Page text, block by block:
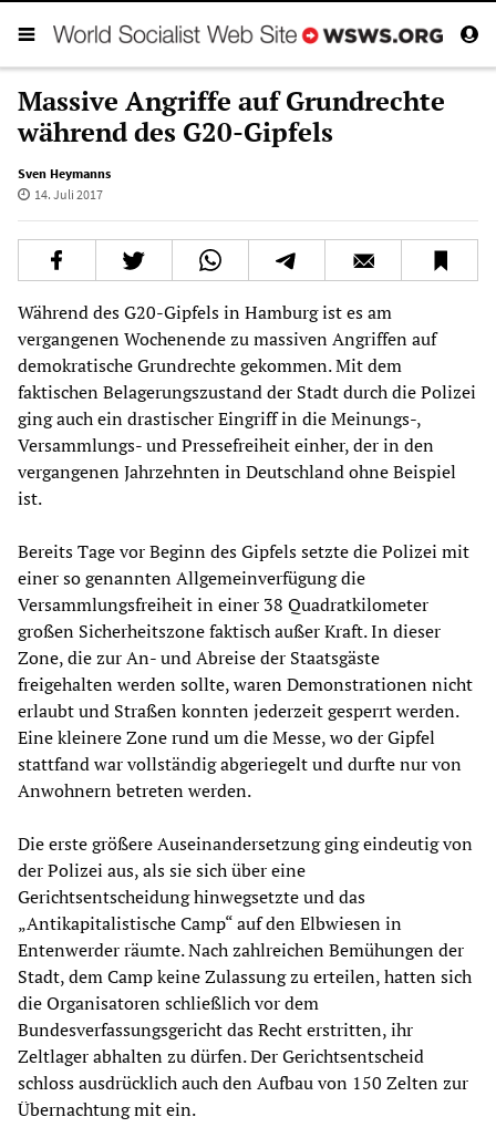
Massive Angriffe auf Grundrechte
während des G20-Gipfels
Sven Heymanns
14. Juli 2017
Während des G20-Gipfels in Hamburg ist es am
vergangenen Wochenende zu massiven Angriffen auf
demokratische Grundrechte gekommen. Mit dem
faktischen Belagerungszustand der Stadt durch die Polizei
ging auch ein drastischer Eingriff in die Meinungs-,
Versammlungs- und Pressefreiheit einher, der in den
vergangenen Jahrzehnten in Deutschland ohne Beispiel
ist.
Bereits Tage vor Beginn des Gipfels setzte die Polizei mit
einer so genannten Allgemeinverfügung die
Versammlungsfreiheit in einer 38 Quadratkilometer
großen Sicherheitszone faktisch außer Kraft. In dieser
Zone, die zur An- und Abreise der Staatsgäste
freigehalten werden sollte, waren Demonstrationen nicht
erlaubt und Straßen konnten jederzeit gesperrt werden.
Eine kleinere Zone rund um die Messe, wo der Gipfel
stattfand war vollständig abgeriegelt und durfte nur von
Anwohnern betreten werden.
Die erste größere Auseinandersetzung ging eindeutig von
der Polizei aus, als sie sich über eine
Gerichtsentscheidung hinwegsetzte und das
„Antikapitalistische Camp“ auf den Elbwiesen in
Entenwerder räumte. Nach zahlreichen Bemühungen der
Stadt, dem Camp keine Zulassung zu erteilen, hatten sich
die Organisatoren schließlich vor dem
Bundesverfassungsgericht das Recht erstritten, ihr
Zeltlager abhalten zu dürfen. Der Gerichtsentscheid
schloss ausdrücklich auch den Aufbau von 150 Zelten zur
Übernachtung mit ein.